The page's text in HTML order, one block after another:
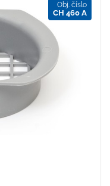
Obj. číslo
CH 460 A